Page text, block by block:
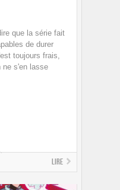
que la série fait
de durer
toujours frais,
ne s'en lasse
Lire